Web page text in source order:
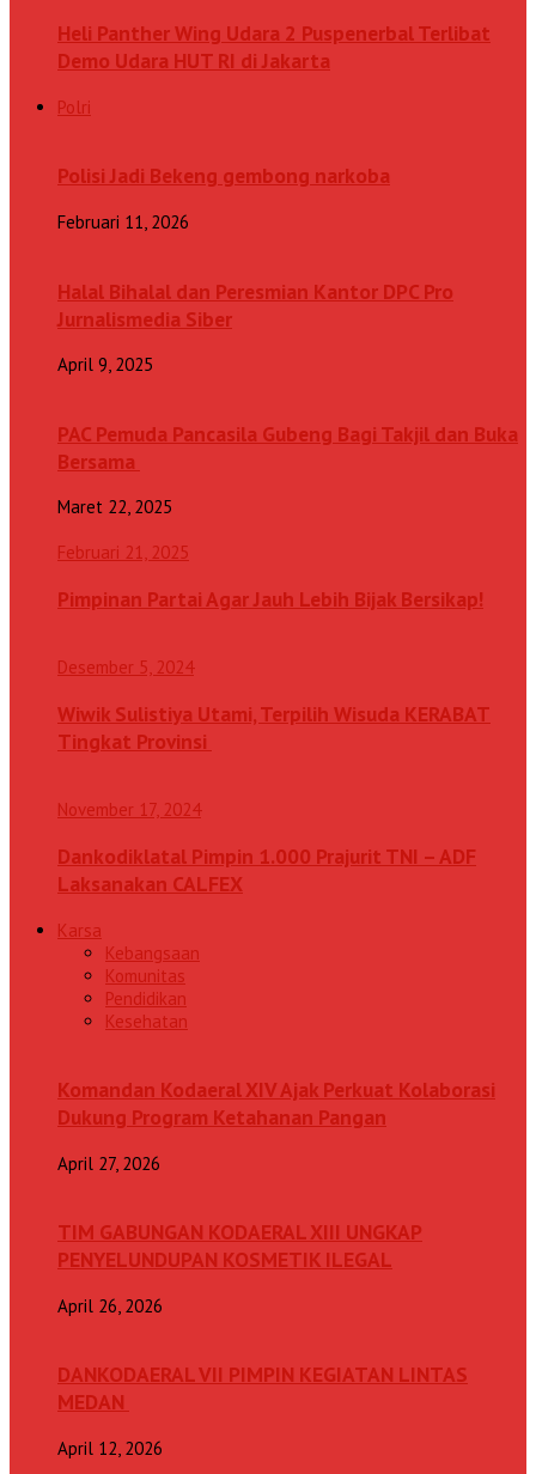
Heli Panther Wing Udara 2 Puspenerbal Terlibat
Demo Udara HUT RI di Jakarta
Polri
Polisi Jadi Bekeng gembong narkoba
Februari 11, 2026
Halal Bihalal dan Peresmian Kantor DPC Pro
Jurnalismedia Siber
April 9, 2025
PAC Pemuda Pancasila Gubeng Bagi Takjil dan Buka
Bersama
Maret 22, 2025
Februari 21, 2025
Pimpinan Partai Agar Jauh Lebih Bijak Bersikap!
Desember 5, 2024
Wiwik Sulistiya Utami, Terpilih Wisuda KERABAT
Tingkat Provinsi
November 17, 2024
Dankodiklatal Pimpin 1.000 Prajurit TNI – ADF
Laksanakan CALFEX
Karsa
Kebangsaan
Komunitas
Pendidikan
Kesehatan
Komandan Kodaeral XIV Ajak Perkuat Kolaborasi
Dukung Program Ketahanan Pangan
April 27, 2026
TIM GABUNGAN KODAERAL XIII UNGKAP
PENYELUNDUPAN KOSMETIK ILEGAL
April 26, 2026
DANKODAERAL VII PIMPIN KEGIATAN LINTAS
MEDAN
April 12, 2026